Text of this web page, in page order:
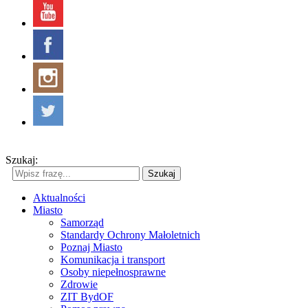
Szukaj:
Szukaj
Aktualności
Miasto
Samorząd
Standardy Ochrony Małoletnich
Poznaj Miasto
Komunikacja i transport
Osoby niepełnosprawne
Zdrowie
ZIT BydOF